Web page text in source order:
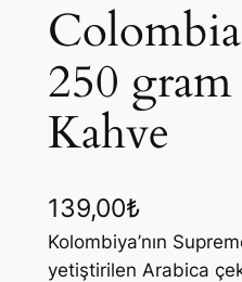
250
Kahve
139,00₺
Kolombiya’nın
yetiştirilen Arabica